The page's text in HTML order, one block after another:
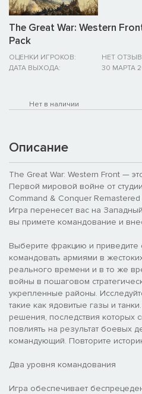
The Great War: Western
Pack
ОЦЕНКИ ИГРОКОВ:
НЕТ
ДАТА ВЫХОДА:
30 МАРТА
Нет в наличии
Описание
The Great War: Western Front —
Первой мировой войне от
Command & Conquer Remastered
Игра перенесет вас на
вы примете командование и
Выберите фракцию и
командовать армиями в
реального времени и в то же
войны в пошаговом
укрепленные районы.
такие как ядовитые газы и
решения, последствия которых
повлиять на результат боевых
командующий. Повторите
Два уровня командования
Игра обеспечивает